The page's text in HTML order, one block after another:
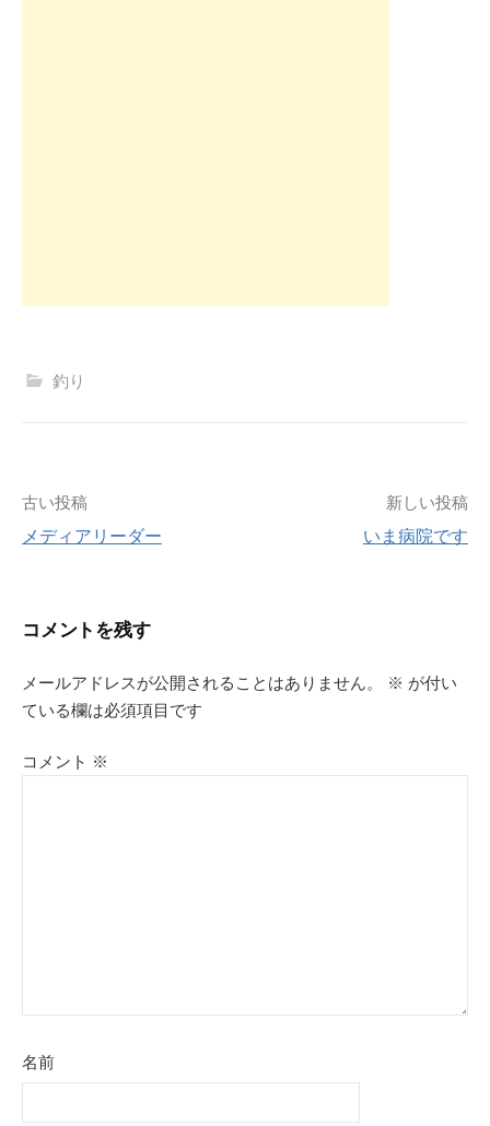
釣り
投
ゲ
ー
古い投稿
メディアリーダー
新しい投稿
いま病院です
コメントを残す
メールアドレスが公開されることはありません。 ※ が付い
ている欄は必須項目です
コメント ※
名前